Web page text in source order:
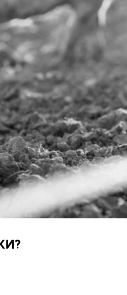
суспільні дані